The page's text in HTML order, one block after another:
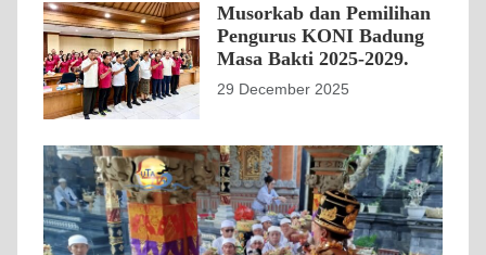
Musorkab dan Pemilihan
Pengurus KONI Badung
Masa Bakti 2025-2029.
29 December 2025